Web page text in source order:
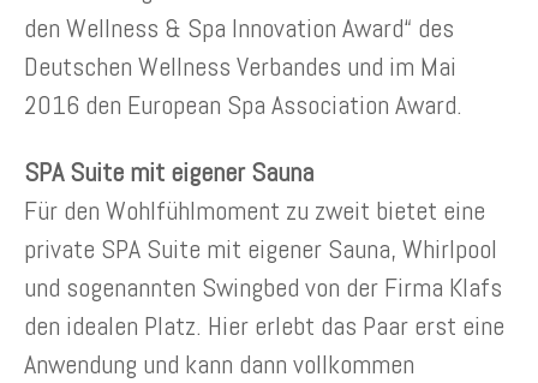
den Wellness & Spa Innovation Award“ des
Deutschen Wellness Verbandes und im Mai
2016 den European Spa Association Award.
SPA Suite mit eigener Sauna
Für den Wohlfühlmoment zu zweit bietet eine
private SPA Suite mit eigener Sauna, Whirlpool
und sogenannten Swingbed von der Firma Klafs
den idealen Platz. Hier erlebt das Paar erst eine
Anwendung und kann dann vollkommen